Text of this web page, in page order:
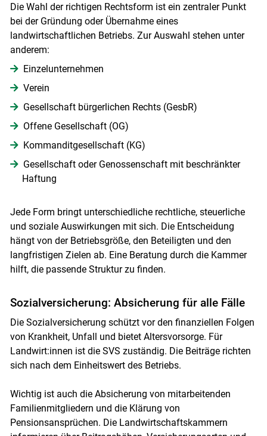
Die Wahl der richtigen Rechtsform ist ein zentraler Punkt
bei der Gründung oder Übernahme eines
landwirtschaftlichen Betriebs. Zur Auswahl stehen unter
anderem:
Einzelunternehmen
Verein
Gesellschaft bürgerlichen Rechts (GesbR)
Offene Gesellschaft (OG)
Kommanditgesellschaft (KG)
Gesellschaft oder Genossenschaft mit beschränkter
Haftung
Jede Form bringt unterschiedliche rechtliche, steuerliche
und soziale Auswirkungen mit sich. Die Entscheidung
hängt von der Betriebsgröße, den Beteiligten und den
langfristigen Zielen ab. Eine Beratung durch die Kammer
hilft, die passende Struktur zu finden.
Sozialversicherung: Absicherung für alle Fälle
Die Sozialversicherung schützt vor den finanziellen Folgen
von Krankheit, Unfall und bietet Altersvorsorge. Für
Landwirt:innen ist die SVS zuständig. Die Beiträge richten
sich nach dem Einheitswert des Betriebs.
Wichtig ist auch die Absicherung von mitarbeitenden
Familienmitgliedern und die Klärung von
Pensionsansprüchen. Die Landwirtschaftskammern